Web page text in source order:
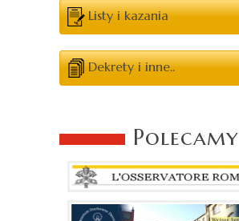
Listy i kazania
Dekrety i inne..
Polecamy